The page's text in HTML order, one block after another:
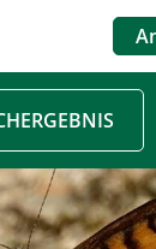
Direkt
zum
Inhalt